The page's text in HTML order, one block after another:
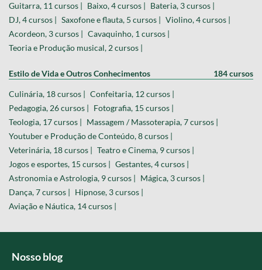
Guitarra, 11 cursos |
Baixo, 4 cursos |
Bateria, 3 cursos |
DJ, 4 cursos |
Saxofone e flauta, 5 cursos |
Violino, 4 cursos |
Acordeon, 3 cursos |
Cavaquinho, 1 cursos |
Teoria e Produção musical, 2 cursos |
Estilo de Vida e Outros Conhecimentos 184 cursos
Culinária, 18 cursos |
Confeitaria, 12 cursos |
Pedagogia, 26 cursos |
Fotografia, 15 cursos |
Teologia, 17 cursos |
Massagem / Massoterapia, 7 cursos |
Youtuber e Produção de Conteúdo, 8 cursos |
Veterinária, 18 cursos |
Teatro e Cinema, 9 cursos |
Jogos e esportes, 15 cursos |
Gestantes, 4 cursos |
Astronomia e Astrologia, 9 cursos |
Mágica, 3 cursos |
Dança, 7 cursos |
Hipnose, 3 cursos |
Aviação e Náutica, 14 cursos |
Nosso blog